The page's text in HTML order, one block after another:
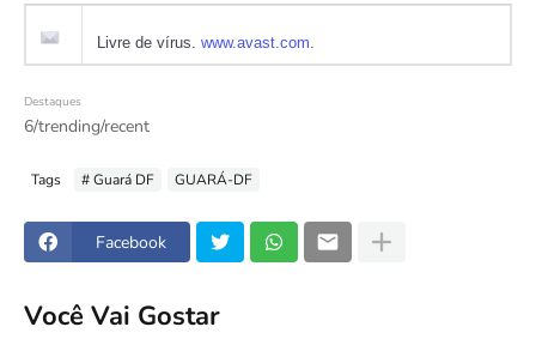
Livre de vírus. www.avast.com.
Destaques
6/trending/recent
Tags # Guará DF GUARÁ-DF
Facebook
Você Vai Gostar